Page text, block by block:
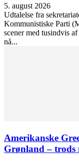
5. august 2026
Udtalelse fra
Kommunistiske Parti
scener med tusindvis
nå...
Amerikanske
Grønland – trods